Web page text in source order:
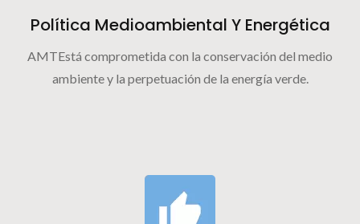
Política Medioambiental Y Energética
AMTEstá comprometida con la conservación del medio
ambiente y la perpetuación de la energía verde.